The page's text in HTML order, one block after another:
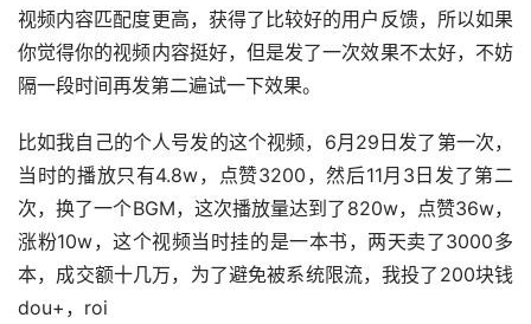
视频内容匹配度更高，获得了比较好的用户反馈，所以如果
你觉得你的视频内容挺好，但是发了一次效果不太好，不妨
隔一段时间再发第二遍试一下效果。
比如我自己的个人号发的这个视频，6月29日发了第一次，
当时的播放只有4.8w，点赞3200，然后11月3日发了第二
次，换了一个BGM，这次播放量达到了820w，点赞36w，
涨粉10w，这个视频当时挂的是一本书，两天卖了3000多
本，成交额十几万，为了避免被系统限流，我投了200块钱
dou+，roi